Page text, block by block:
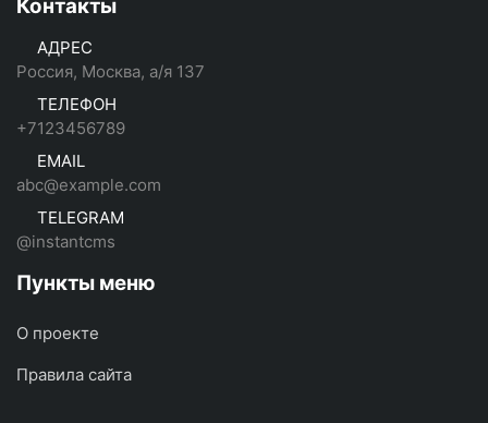
Контакты
АДРЕС
Россия, Москва, а/я 137
ТЕЛЕФОН
+7123456789
EMAIL
abc@example.com
TELEGRAM
@instantcms
Пункты меню
О проекте
Правила сайта